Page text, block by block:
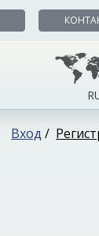
Вход /